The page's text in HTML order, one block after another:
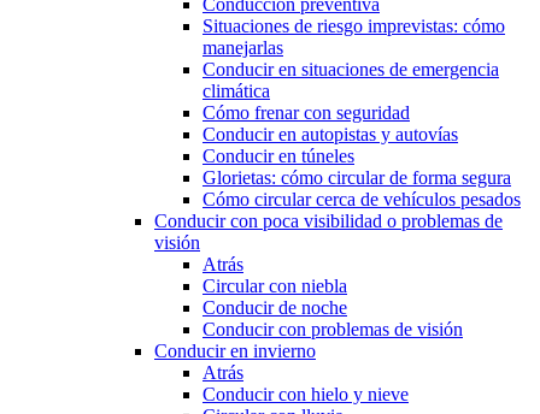
Conducción preventiva
Situaciones de riesgo imprevistas: cómo
manejarlas
Conducir en situaciones de emergencia
climática
Cómo frenar con seguridad
Conducir en autopistas y autovías
Conducir en túneles
Glorietas: cómo circular de forma segura
Cómo circular cerca de vehículos pesados
Conducir con poca visibilidad o problemas de
visión
Atrás
Circular con niebla
Conducir de noche
Conducir con problemas de visión
Conducir en invierno
Atrás
Conducir con hielo y nieve